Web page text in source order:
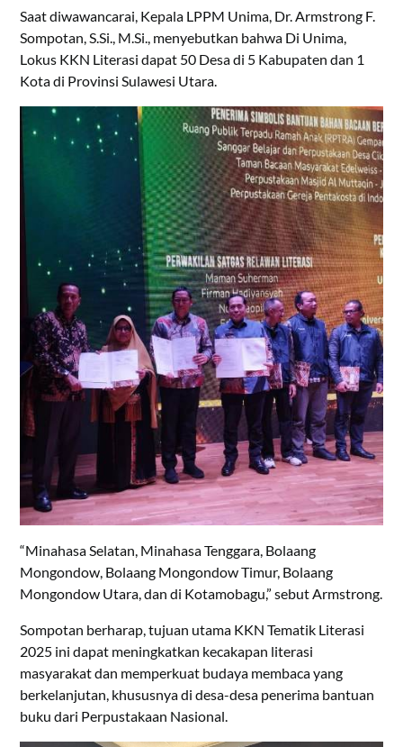
Saat diwawancarai, Kepala LPPM Unima, Dr. Armstrong F.
Sompotan, S.Si., M.Si., menyebutkan bahwa Di Unima,
Lokus KKN Literasi dapat 50 Desa di 5 Kabupaten dan 1
Kota di Provinsi Sulawesi Utara.
“Minahasa Selatan, Minahasa Tenggara, Bolaang
Mongondow, Bolaang Mongondow Timur, Bolaang
Mongondow Utara, dan di Kotamobagu,” sebut Armstrong.
Sompotan berharap, tujuan utama KKN Tematik Literasi
2025 ini dapat meningkatkan kecakapan literasi
masyarakat dan memperkuat budaya membaca yang
berkelanjutan, khususnya di desa-desa penerima bantuan
buku dari Perpustakaan Nasional.